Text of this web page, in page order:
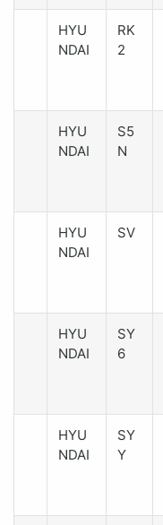
HYU
NDAI
RK
2
HYU
NDAI
S5
N
HYU
NDAI
SV
HYU
NDAI
SY
6
HYU
NDAI
SY
Y